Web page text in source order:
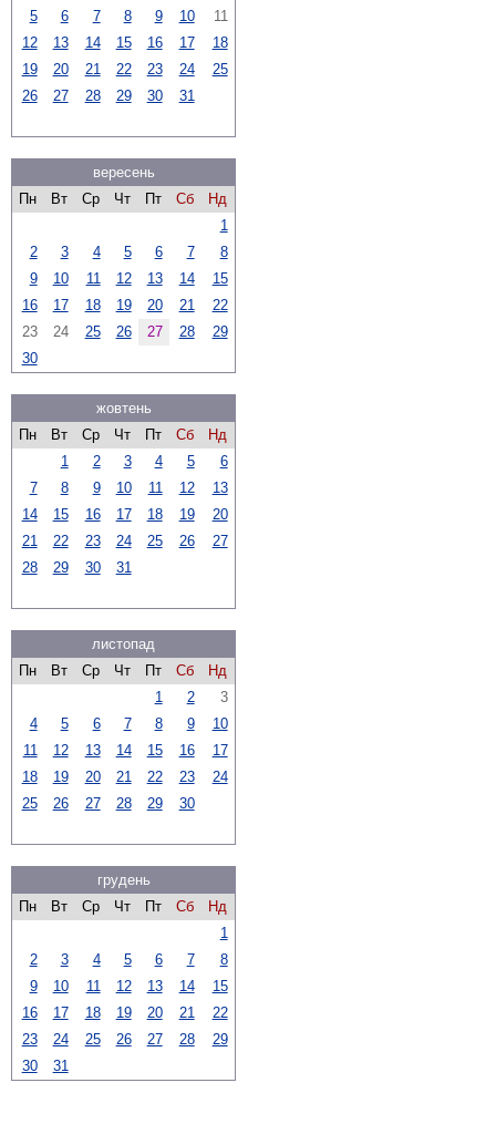
5
6 7 8 9 10
11
12
13 14 15 16 17
18
19
20 21 22 23 24
25
26
27 28 29 30 31
вересень
Пн
Вт Ср Чт Пт Сб
Нд
1
2
3 4 5 6 7
8
9
10 11 12 13 14
15
16
17 18 19 20 21
22
23
24 25 26 27 28
29
30
жовтень
Пн
Вт Ср Чт Пт Сб
Нд
1
2 3 4 5
6
7
8 9 10 11 12
13
14
15 16 17 18 19
20
21
22 23 24 25 26
27
28
29 30 31
листопад
Пн
Вт Ср Чт Пт Сб
Нд
1
2
3
4
5 6 7 8 9
10
11
12 13 14 15 16
17
18
19 20 21 22 23
24
25
26 27 28 29 30
грудень
Пн
Вт Ср Чт Пт Сб
Нд
1
2
3 4 5 6 7
8
9
10 11 12 13 14
15
16
17 18 19 20 21
22
23
24 25 26 27 28
29
30
31